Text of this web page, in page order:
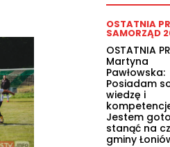
OSTATNIA
SAMORZĄD
OSTATNIA
Martyna
Pawłowska:
Posiadam
wiedzę i
Jestem
stanąć na
gminy